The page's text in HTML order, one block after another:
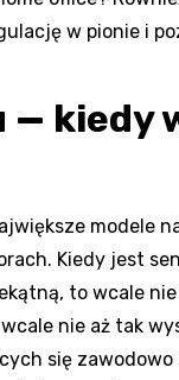
w pionie i
— kiedy
modele
Kiedy jest
to wcale
nie aż tak
się